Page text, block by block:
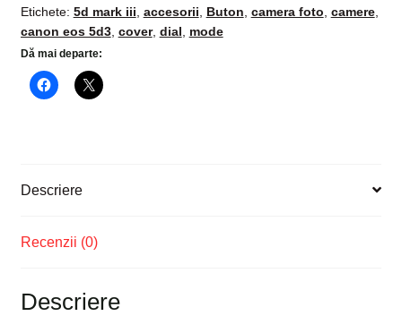
Etichete: 5d mark iii accesorii Buton camera foto camere,
canon eos 5d3, cover, dial mode
Dă mai departe:
Descriere
Recenzii (0)
Descriere